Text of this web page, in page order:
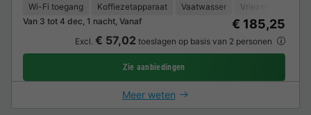
Wi-Fi toegang Koffiezetapparaat Vaatwasser Vriezer
Van 3 tot 4 dec, 1 nacht, Vanaf
€ 185,25
Excl. € 57,02 toeslagen op basis van 2 personen
Zie aanbiedingen
Meer weten